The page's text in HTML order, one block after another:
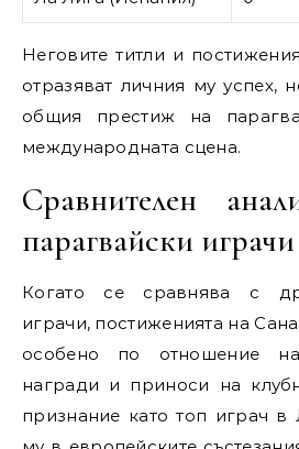
Неговите титли и
отразяват личния му успех,
общия престиж на
международната сцена.
Сравнителен
парагвайски играчи
Когато се сравнява с
играчи, постиженията на
особено по отношение на
награди и приноси на
признание като топ играч